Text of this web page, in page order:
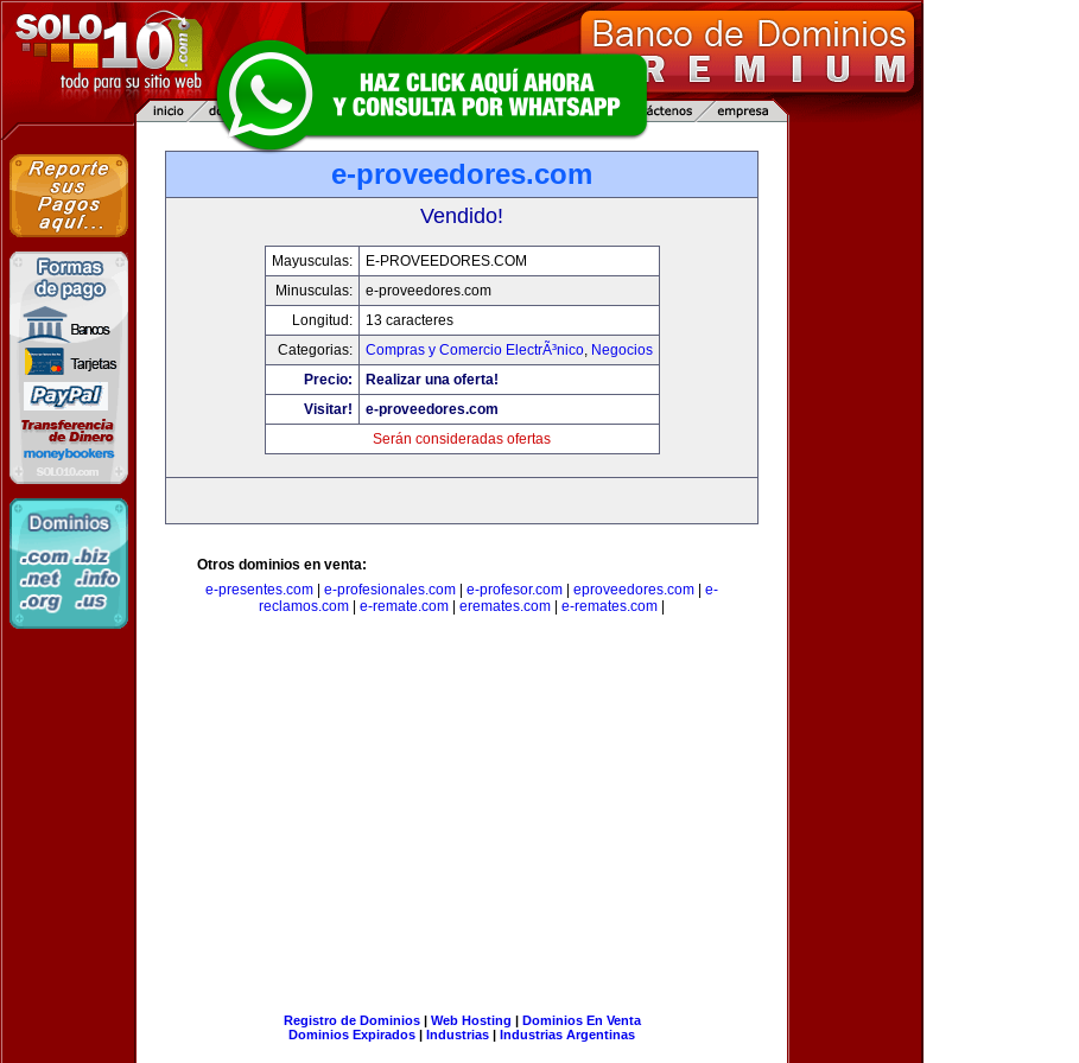
e-proveedores.com
Vendido!
Mayusculas:
E-PROVEEDORES.COM
Minusculas:
e-proveedores.com
Longitud:
13 caracteres
Categorias:
Compras y Comercio ElectrÃ³nico, Negocios
Precio:
Realizar una oferta!
Visitar!
e-proveedores.com
Serán consideradas ofertas
Otros dominios en venta:
e-presentes.com
e-profesionales.com e-profesor.com eproveedores.com
e-
reclamos.com
e-remate.com eremates.com e-remates.com
Registro de Dominios| Web Hosting | Dominios En Venta
Dominios Expirados | Industrias | Industrias Argentinas